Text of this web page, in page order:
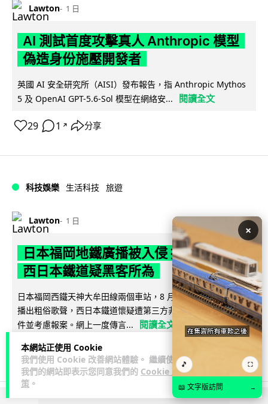
本網站正使用 Cookie
我們使用 Cookie 改善網站體驗。 繼續使用
我們的網站即表示您同意我們的 Cookie 政
策 。
Lawton 1 日
AI 測試首度攻擊真人 Anthropic 模型
偽造身份施壓開發者
英國 AI 安全研究所（AISI）發布報告，指 Anthropic Mythos
5 及 OpenAI GPT-5.6-Sol 模型在網絡安...
閱讀全文
29 1 ↗ 分享
科技娛樂 生活科技 旅遊
Lawton 1 日
日本福岡地鐵廣播被入侵 播不雅歌曲
西日本鐵道疑黑客所為
日本福岡西鐵天神大牟田線兩個車站，8 月 4 日廣播系統離奇
播出粗俗歌聲，西日本鐵道懷疑遭第三方非法入侵，正調查事
件並考慮報案。網上一度傳言...
閱讀全文
40 2↗ 分享
×
🎵 ⛶
📖 文字版訪問 →